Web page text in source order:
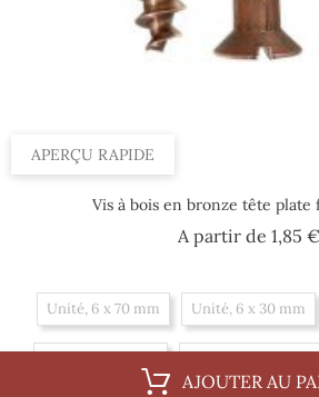
APERÇU RAPIDE
Vis à bois en bronze tête plate
A partir de 1,85 €
Unité, 6 x 70 mm Unité, 6 x 30 mm
AJOUTER AU